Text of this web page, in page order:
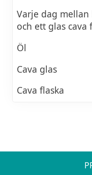
Bacon, äggula,
Fläskfilé
Pommes,
Fläskschnitzel
Med stekt
Varje dag
och ett glas cava
Öl
Cava glas
Cava flaska